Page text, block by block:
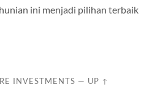
ini menjadi pilihan terbaik
INVESTMENTS — UP ↑